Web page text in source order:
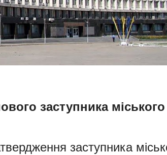
заступника міського
заступника